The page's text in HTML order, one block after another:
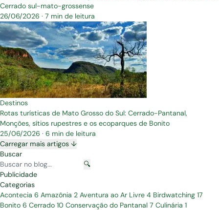
Cerrado sul-mato-grossense
26/06/2026 · 7 min de leitura
Destinos
Rotas turísticas de Mato Grosso do Sul: Cerrado-Pantanal,
Monções, sítios rupestres e os ecoparques de Bonito
25/06/2026 · 6 min de leitura
Carregar mais artigos ↓
Buscar
🔍
Publicidade
Categorias
Acontecia 6 Amazônia 2 Aventura ao Ar Livre 4 Birdwatching 17
Bonito 6 Cerrado 10 Conservação do Pantanal 7 Culinária 1